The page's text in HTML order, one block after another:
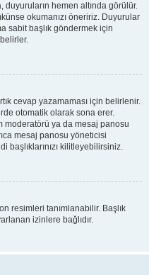
duyuruların hemen altında görülür.
okumanızı öneririz. Duyurular
sabit başlık göndermek için
cevap yazamaması için belirlenir.
otomatik olarak sona erer.
moderatörü ya da mesaj panosu
mesaj panosu yöneticisi
başlıklarınızı kilitleyebilirsiniz.
resimleri tanımlanabilir. Başlık
izinlere bağlıdır.